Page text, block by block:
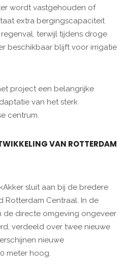
wordt vastgehouden of
extra bergingscapaciteit
terwijl tijdens droge
beschikbaar blijft voor irrigatie
project een belangrijke
van het sterk
centrum.
VAN ROTTERDAM
sluit aan bij de bredere
Rotterdam Centraal. In de
de directe omgeving ongeveer
verdeeld over twee nieuwe
nieuwe
meter hoog.